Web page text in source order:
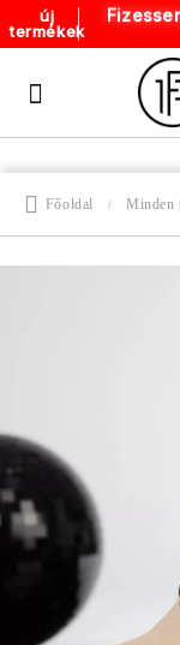
új
termékek
Főoldal Minden